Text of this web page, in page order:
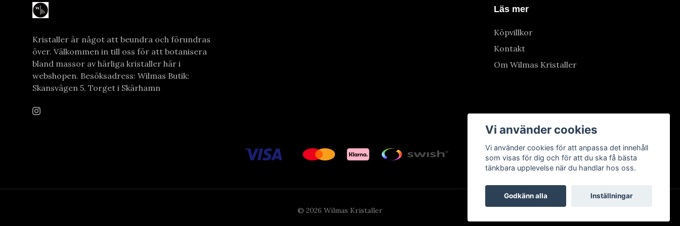
Kristaller är något att beundra och förundras
över. Välkommen in till oss för att botanisera
bland massor av härliga kristaller här i
webshopen. Besöksadress: Wilmas Butik:
Skansvägen 5, Torget i Skärhamn
Läs mer
Köpvillkor
Kontakt
Om Wilmas Kristaller
© 2026 Wilmas Kristaller
Vi använder cookies
Vi använder cookies för att anpassa det innehåll
som visas för dig och för att du ska få bästa
tänkbara upplevelse när du handlar hos oss.
Godkänn alla Inställningar